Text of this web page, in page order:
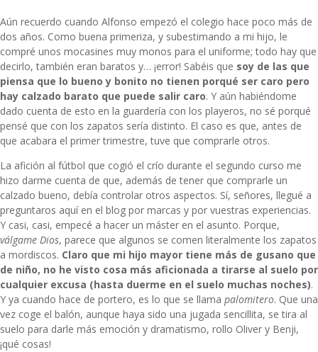
Aún recuerdo cuando Alfonso empezó el colegio hace poco más de
dos años. Como buena primeriza, y subestimando a mi hijo, le
compré unos mocasines muy monos para el uniforme; todo hay que
decirlo, también eran baratos y… ¡error! Sabéis que soy de las que
piensa que lo bueno y bonito no tienen porqué ser caro pero
hay calzado barato que puede salir caro. Y aún habiéndome
dado cuenta de esto en la guardería con los playeros, no sé porqué
pensé que con los zapatos sería distinto. El caso es que, antes de
que acabara el primer trimestre, tuve que comprarle otros.
La afición al fútbol que cogió el crío durante el segundo curso me
hizo darme cuenta de que, además de tener que comprarle un
calzado bueno, debía controlar otros aspectos. Sí, señores, llegué a
preguntaros aquí en el blog por marcas y por vuestras experiencias.
Y casi, casi, empecé a hacer un máster en el asunto. Porque,
válgame Dios, parece que algunos se comen literalmente los zapatos
a mordiscos. Claro que mi hijo mayor tiene más de gusano que
de niño, no he visto cosa más aficionada a tirarse al suelo por
cualquier excusa (hasta duerme en el suelo muchas noches).
Y ya cuando hace de portero, es lo que se llama palomitero. Que una
vez coge el balón, aunque haya sido una jugada sencillita, se tira al
suelo para darle más emoción y dramatismo, rollo Oliver y Benji,
¡qué cosas!